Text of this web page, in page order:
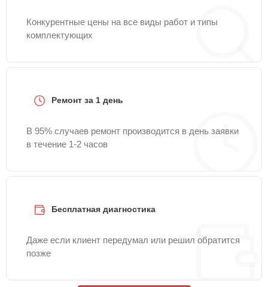
Конкурентные цены на все виды работ и типы
комплектующих
Ремонт за 1 день
В 95% случаев ремонт производится в день заявки
в течение 1-2 часов
Бесплатная диагностика
Даже если клиент передумал или решил обратится
позже